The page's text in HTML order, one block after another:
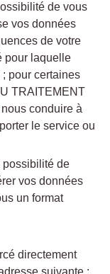
de vous
vos données
de votre
pour laquelle
pour certaines
TRAITEMENT
conduire à
le service ou
possibilité de
vos données
un format
directement